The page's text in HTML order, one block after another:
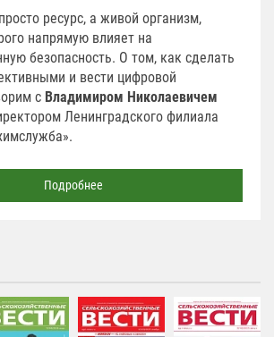
ресурс, а живой организм,
напрямую влияет на
безопасность. О том, как сделать
и вести цифровой
с Владимиром Николаевичем
Ленинградского филиала
Подробнее